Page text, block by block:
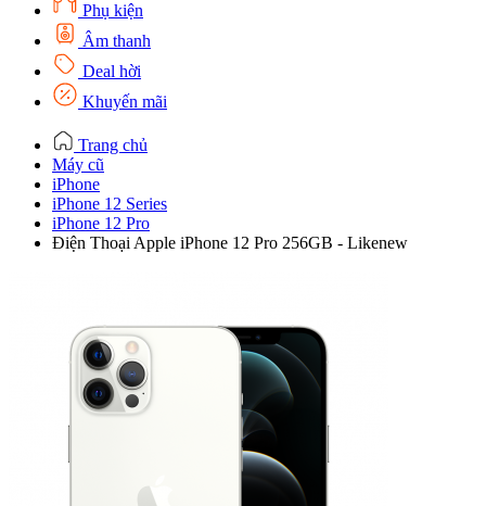
Phụ kiện
Âm thanh
Deal hời
Khuyến mãi
Trang chủ
Máy cũ
iPhone
iPhone 12 Series
iPhone 12 Pro
Điện Thoại Apple iPhone 12 Pro 256GB - Likenew